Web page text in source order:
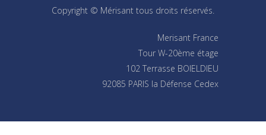
Copyright © Mérisant tous droits réservés.
Merisant France
Tour W-20ème étage
102 Terrasse BOIELDIEU
92085 PARIS la Défense Cedex